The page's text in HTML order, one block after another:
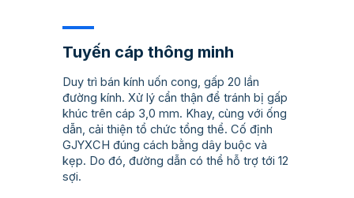
Tuyến cáp thông minh
Duy trì bán kính uốn cong, gấp 20 lần
đường kính. Xử lý cẩn thận để tránh bị gấp
khúc trên cáp 3,0 mm. Khay, cùng với ống
dẫn, cải thiện tổ chức tổng thể. Cố định
GJYXCH đúng cách bằng dây buộc và
kẹp. Do đó, đường dẫn có thể hỗ trợ tới 12
sợi.